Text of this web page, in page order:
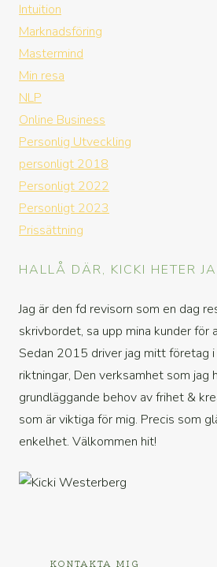
Intuition
Marknadsföring
Mastermind
Min resa
NLP
Online Business
Personlig Utveckling
personligt 2018
Personligt 2022
Personligt 2023
Prissättning
HALLÅ DÄR, KICKI HETER
Jag är den fd revisorn som en dag
skrivbordet, sa upp mina kunder för
Sedan 2015 driver jag mitt företag i
riktningar, Den verksamhet som jag
grundläggande behov av frihet &
som är viktiga för mig. Precis som
enkelhet. Välkommen hit!
KONTAKTA MIG